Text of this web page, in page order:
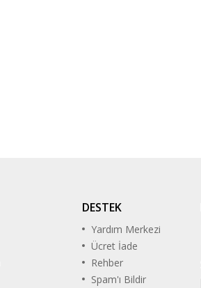
DESTEK
Yardım Merkezi
Ücret İade
Rehber
Spam'ı Bildir